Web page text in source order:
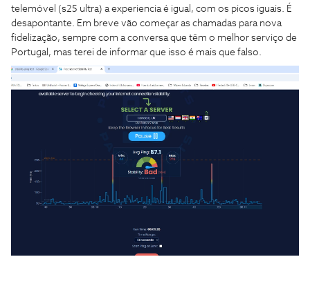
telemóvel (s25 ultra) a experiencia é igual, com os picos iguais. É
desapontante. Em breve vão começar as chamadas para nova
fidelização, sempre com a conversa que têm o melhor serviço de
Portugal, mas terei de informar que isso é mais que falso.